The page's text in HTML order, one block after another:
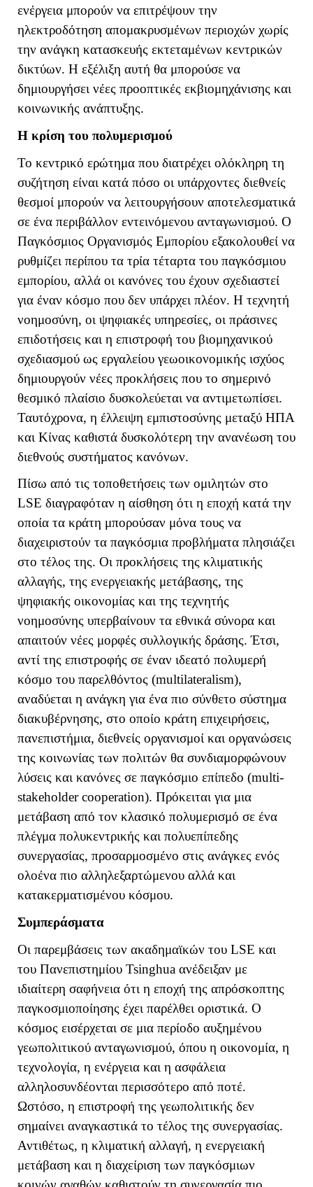
ενέργεια μπορούν να επιτρέψουν την
ηλεκτροδότηση απομακρυσμένων περιοχών χωρίς
την ανάγκη κατασκευής εκτεταμένων κεντρικών
δικτύων. Η εξέλιξη αυτή θα μπορούσε να
δημιουργήσει νέες προοπτικές εκβιομηχάνισης και
κοινωνικής ανάπτυξης.
Η κρίση του πολυμερισμού
Το κεντρικό ερώτημα που διατρέχει ολόκληρη τη
συζήτηση είναι κατά πόσο οι υπάρχοντες διεθνείς
θεσμοί μπορούν να λειτουργήσουν αποτελεσματικά
σε ένα περιβάλλον εντεινόμενου ανταγωνισμού. Ο
Παγκόσμιος Οργανισμός Εμπορίου εξακολουθεί να
ρυθμίζει περίπου τα τρία τέταρτα του παγκόσμιου
εμπορίου, αλλά οι κανόνες του έχουν σχεδιαστεί
για έναν κόσμο που δεν υπάρχει πλέον. Η τεχνητή
νοημοσύνη, οι ψηφιακές υπηρεσίες, οι πράσινες
επιδοτήσεις και η επιστροφή του βιομηχανικού
σχεδιασμού ως εργαλείου γεωοικονομικής ισχύος
δημιουργούν νέες προκλήσεις που το σημερινό
θεσμικό πλαίσιο δυσκολεύεται να αντιμετωπίσει.
Ταυτόχρονα, η έλλειψη εμπιστοσύνης μεταξύ ΗΠΑ
και Κίνας καθιστά δυσκολότερη την ανανέωση του
διεθνούς συστήματος κανόνων.
Πίσω από τις τοποθετήσεις των ομιλητών στο
LSE διαγραφόταν η αίσθηση ότι η εποχή κατά την
οποία τα κράτη μπορούσαν μόνα τους να
διαχειριστούν τα παγκόσμια προβλήματα πλησιάζει
στο τέλος της. Οι προκλήσεις της κλιματικής
αλλαγής, της ενεργειακής μετάβασης, της
ψηφιακής οικονομίας και της τεχνητής
νοημοσύνης υπερβαίνουν τα εθνικά σύνορα και
απαιτούν νέες μορφές συλλογικής δράσης. Έτσι,
αντί της επιστροφής σε έναν ιδεατό πολυμερή
κόσμο του παρελθόντος (multilateralism),
αναδύεται η ανάγκη για ένα πιο σύνθετο σύστημα
διακυβέρνησης, στο οποίο κράτη επιχειρήσεις,
πανεπιστήμια, διεθνείς οργανισμοί και οργανώσεις
της κοινωνίας των πολιτών θα συνδιαμορφώνουν
λύσεις και κανόνες σε παγκόσμιο επίπεδο (multi-
stakeholder cooperation). Πρόκειται για μια
μετάβαση από τον κλασικό πολυμερισμό σε ένα
πλέγμα πολυκεντρικής και πολυεπίπεδης
συνεργασίας, προσαρμοσμένο στις ανάγκες ενός
ολοένα πιο αλληλεξαρτώμενου αλλά και
κατακερματισμένου κόσμου.
Συμπεράσματα
Οι παρεμβάσεις των ακαδημαϊκών του LSE και
του Πανεπιστημίου Tsinghua ανέδειξαν με
ιδιαίτερη σαφήνεια ότι η εποχή της απρόσκοπτης
παγκοσμιοποίησης έχει παρέλθει οριστικά. Ο
κόσμος εισέρχεται σε μια περίοδο αυξημένου
γεωπολιτικού ανταγωνισμού, όπου η οικονομία, η
τεχνολογία, η ενέργεια και η ασφάλεια
αλληλοσυνδέονται περισσότερο από ποτέ.
Ωστόσο, η επιστροφή της γεωπολιτικής δεν
σημαίνει αναγκαστικά το τέλος της συνεργασίας.
Αντιθέτως, η κλιματική αλλαγή, η ενεργειακή
μετάβαση και η διαχείριση των παγκόσμιων